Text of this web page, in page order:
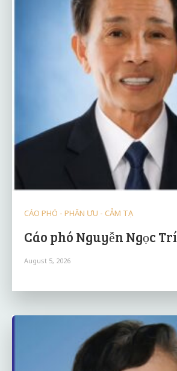
CÁO PHÓ - PHÂN ƯU - CẢM TẠ
Cáo phó Nguyễn Ngọc Trí
August 5, 2026